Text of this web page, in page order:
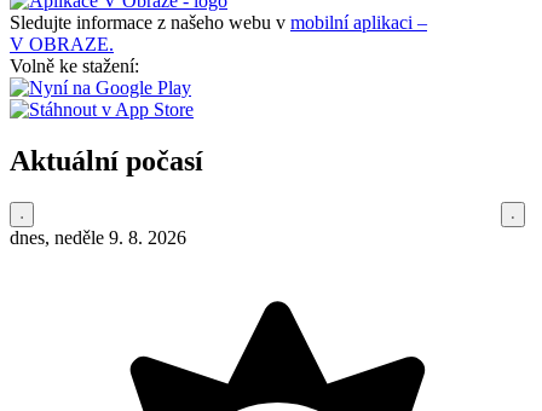
Sledujte informace z našeho webu v mobilní aplikaci –
V OBRAZE.
Volně ke stažení:
Aktuální počasí
dnes, neděle 9. 8. 2026